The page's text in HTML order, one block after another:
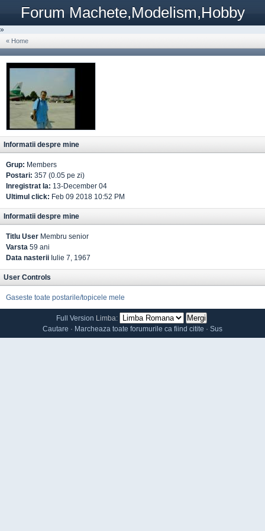
Forum Machete,Modelism,Hobby
»
« Home
Informatii despre mine
Grup: Members
Postari: 357 (0.05 pe zi)
Inregistrat la: 13-December 04
Ultimul click: Feb 09 2018 10:52 PM
Informatii despre mine
Titlu User Membru senior
Varsta 59 ani
Data nasterii Iulie 7, 1967
User Controls
Gaseste toate postarile/topicele mele
Full Version Limba:
Cautare · Marcheaza toate forumurile ca fiind citite · Sus